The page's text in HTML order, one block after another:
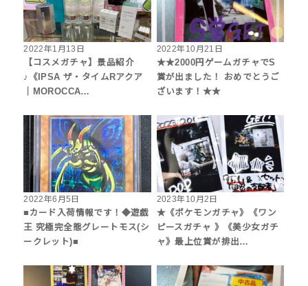
2022年1月13日
【コスメガチャ】景品紹介
♪《IPSA ザ・タイムRアクア
｜MOROCCA…
2022年10月21日
★★2000円ゲームガチャでS
賞が出ました！ おめでとうご
ざいます！★★
2022年6月5日
■カード入荷情報です！◆遊戯
王 究極完全態グレートモス(シ
ークレット)■
2023年10月2日
★《ポケモンガチャ》《ワン
ピースガチャ 》《美少女ガチ
ャ》最上位賞が排出…